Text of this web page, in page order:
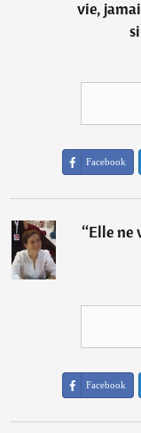
vie,
Facebook
“Elle ne
Facebook